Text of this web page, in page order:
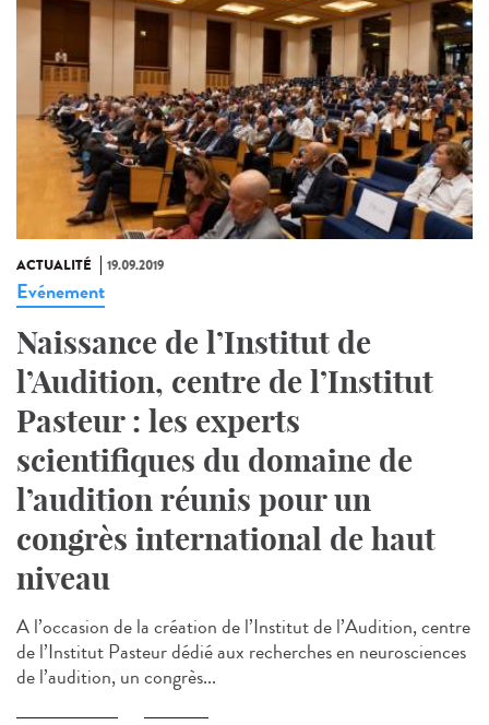
ACTUALITÉ 19.09.2019
Evénement
Naissance de l’Institut de
l’Audition, centre de l’Institut
Pasteur : les experts
scientifiques du domaine de
l’audition réunis pour un
congrès international de haut
niveau
A l’occasion de la création de l’Institut de l’Audition, centre
de l’Institut Pasteur dédié aux recherches en neurosciences
de l’audition, un congrès...